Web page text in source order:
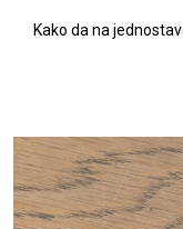
Kako da na